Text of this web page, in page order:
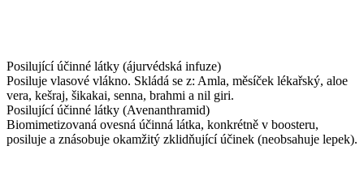
Posilující účinné látky (ájurvédská infuze)
Posiluje vlasové vlákno. Skládá se z: Amla, měsíček lékařský, aloe
vera, kešraj, šikakai, senna, brahmi a nil giri.
Posilující účinné látky (Avenanthramid)
Biomimetizovaná ovesná účinná látka, konkrétně v boosteru,
posiluje a znásobuje okamžitý zklidňující účinek (neobsahuje lepek).